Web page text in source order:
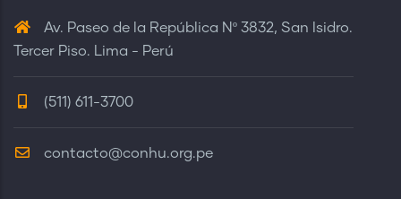
Av. Paseo de la República Nº 3832, San Isidro.
Tercer Piso. Lima - Perú
(511) 611-3700
contacto@conhu.org.pe